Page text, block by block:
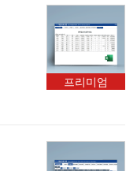
프리미엄